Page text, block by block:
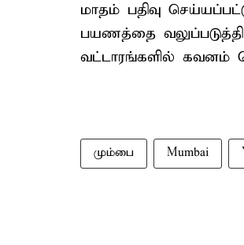
மாதம் பதிவு
பயணத்தை
வட்டாரங்களில் கவனம்
மும்பை Mumbai